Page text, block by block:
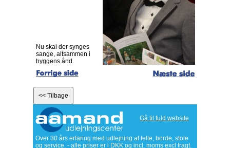
Nu skal der synges
sange, altsammen i
hyggens ånd.
Gå til fuld website
Over 30 års erfaring med udlejning af telte, borde, stole
og service. - alle priser er i DKK og incl. moms excl fragt.